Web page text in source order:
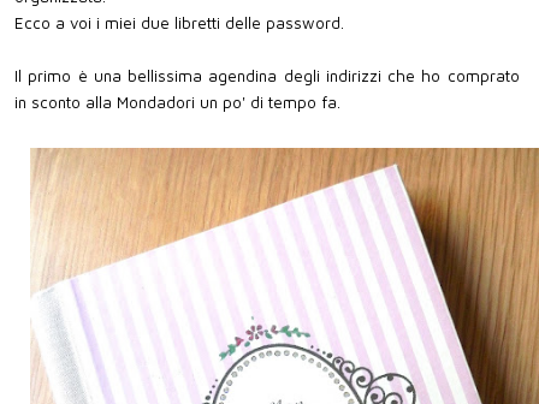
Ecco a voi i miei due libretti delle password.
Il primo è una bellissima agendina degli indirizzi che ho comprato
in sconto alla Mondadori un po' di tempo fa.